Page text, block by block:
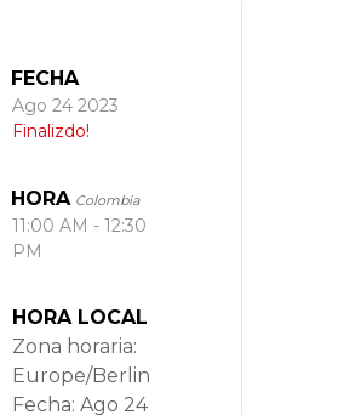
FECHA
Ago 24 2023
Finalizdo!
HORA Colombia
11:00 AM - 12:30
PM
HORA LOCAL
Zona horaria:
Europe/Berlin
Fecha: Ago 24